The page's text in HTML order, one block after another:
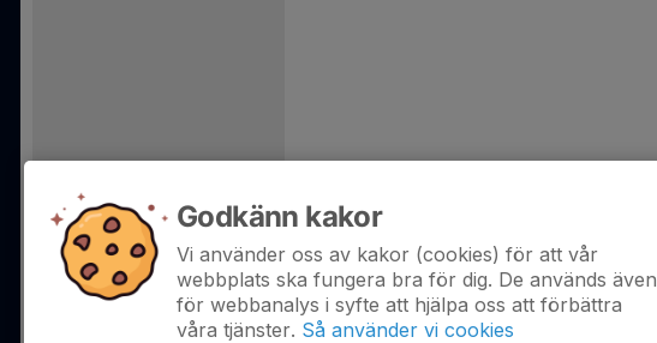
Godkänn kakor
Vi använder oss av kakor (cookies) för att vår
webbplats ska fungera bra för dig. De används även
för webbanalys i syfte att hjälpa oss att förbättra
våra tjänster. Så använder vi cookies